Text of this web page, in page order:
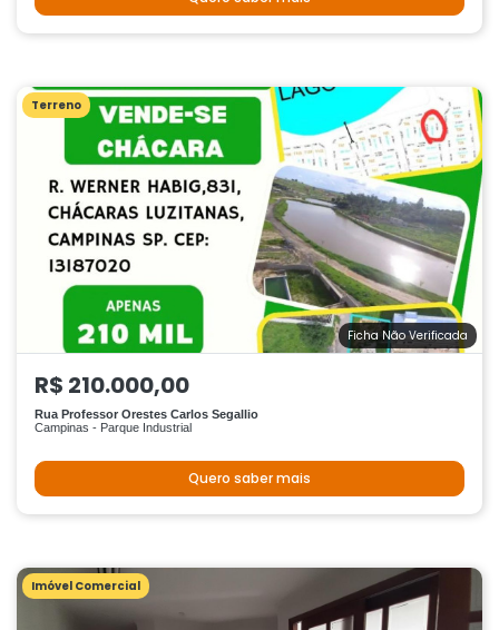
Terreno
Ficha Não Verificada
R$ 210.000,00
Rua Professor Orestes Carlos Segallio
Campinas - Parque Industrial
Quero saber mais
Imóvel Comercial